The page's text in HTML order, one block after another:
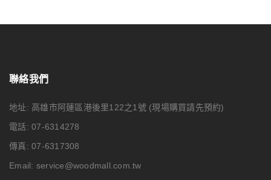
聯絡我們
地址: 高雄市阿蓮區港後里122之1號 (現場購買請先預約)
電話: 07-6314278
傳真: 07-6317308
Email: service@woodmall.com.tw